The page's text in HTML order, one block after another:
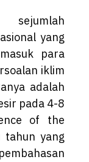
yang
para
iklim
adalah
pada 4-8
of the
tahun yang